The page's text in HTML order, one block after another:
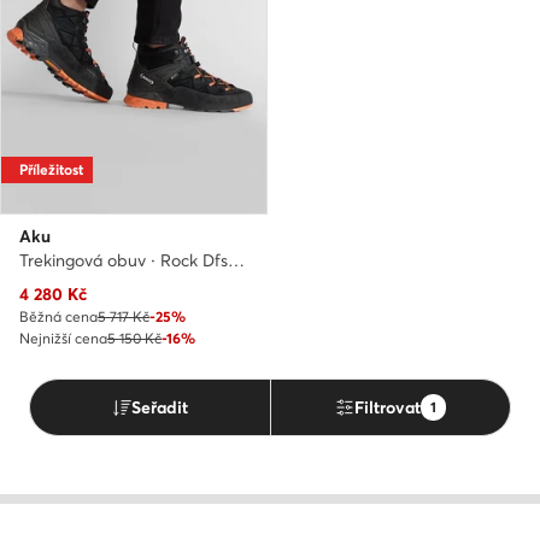
Příležitost
Aku
Trekingová obuv · Rock Dfs Mid Gtx GORE-TEX 718 · Černá
Aktuální cena
4 280 Kč
Běžná cena5 717 Kč-25%
Nejnižší cena5 150 Kč-16%
Seřadit Filtrovat 1